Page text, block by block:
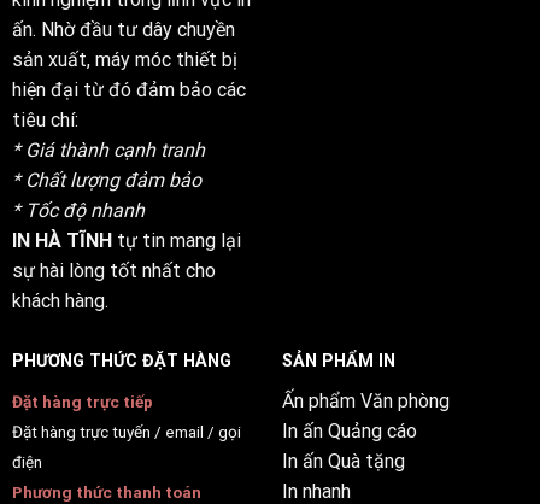
ấn. Nhờ đầu tư dây chuyền
sản xuất, máy móc thiết bị
hiện đại từ đó đảm bảo các
tiêu chí:
* Giá thành cạnh tranh
* Chất lượng đảm bảo
* Tốc độ nhanh
IN HÀ TĨNHtự tin mang lại
sự hài lòng tốt nhất cho
khách hàng.
PHƯƠNG THỨC ĐẶT HÀNG
Đặt hàng trực tiếp
Đặt hàng trực tuyến / email / gọi
điện
Phương thức thanh toán
SẢN PHẨM IN
Ấn phẩm Văn phòng
In ấn Quảng cáo
In ấn Quà tặng
In nhanh